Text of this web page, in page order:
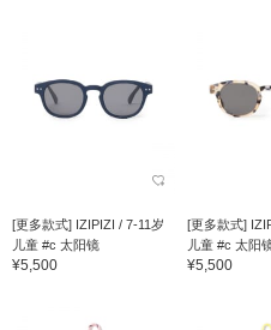
[更多款式] IZIPIZI / 7-11岁
儿童 #c 太阳镜
¥5,500
[更多款式]
儿童 #c 太阳
¥5,500